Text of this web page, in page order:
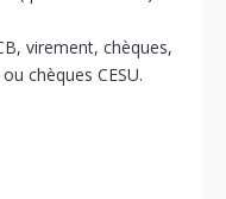
virement, chèques,
chèques CESU.